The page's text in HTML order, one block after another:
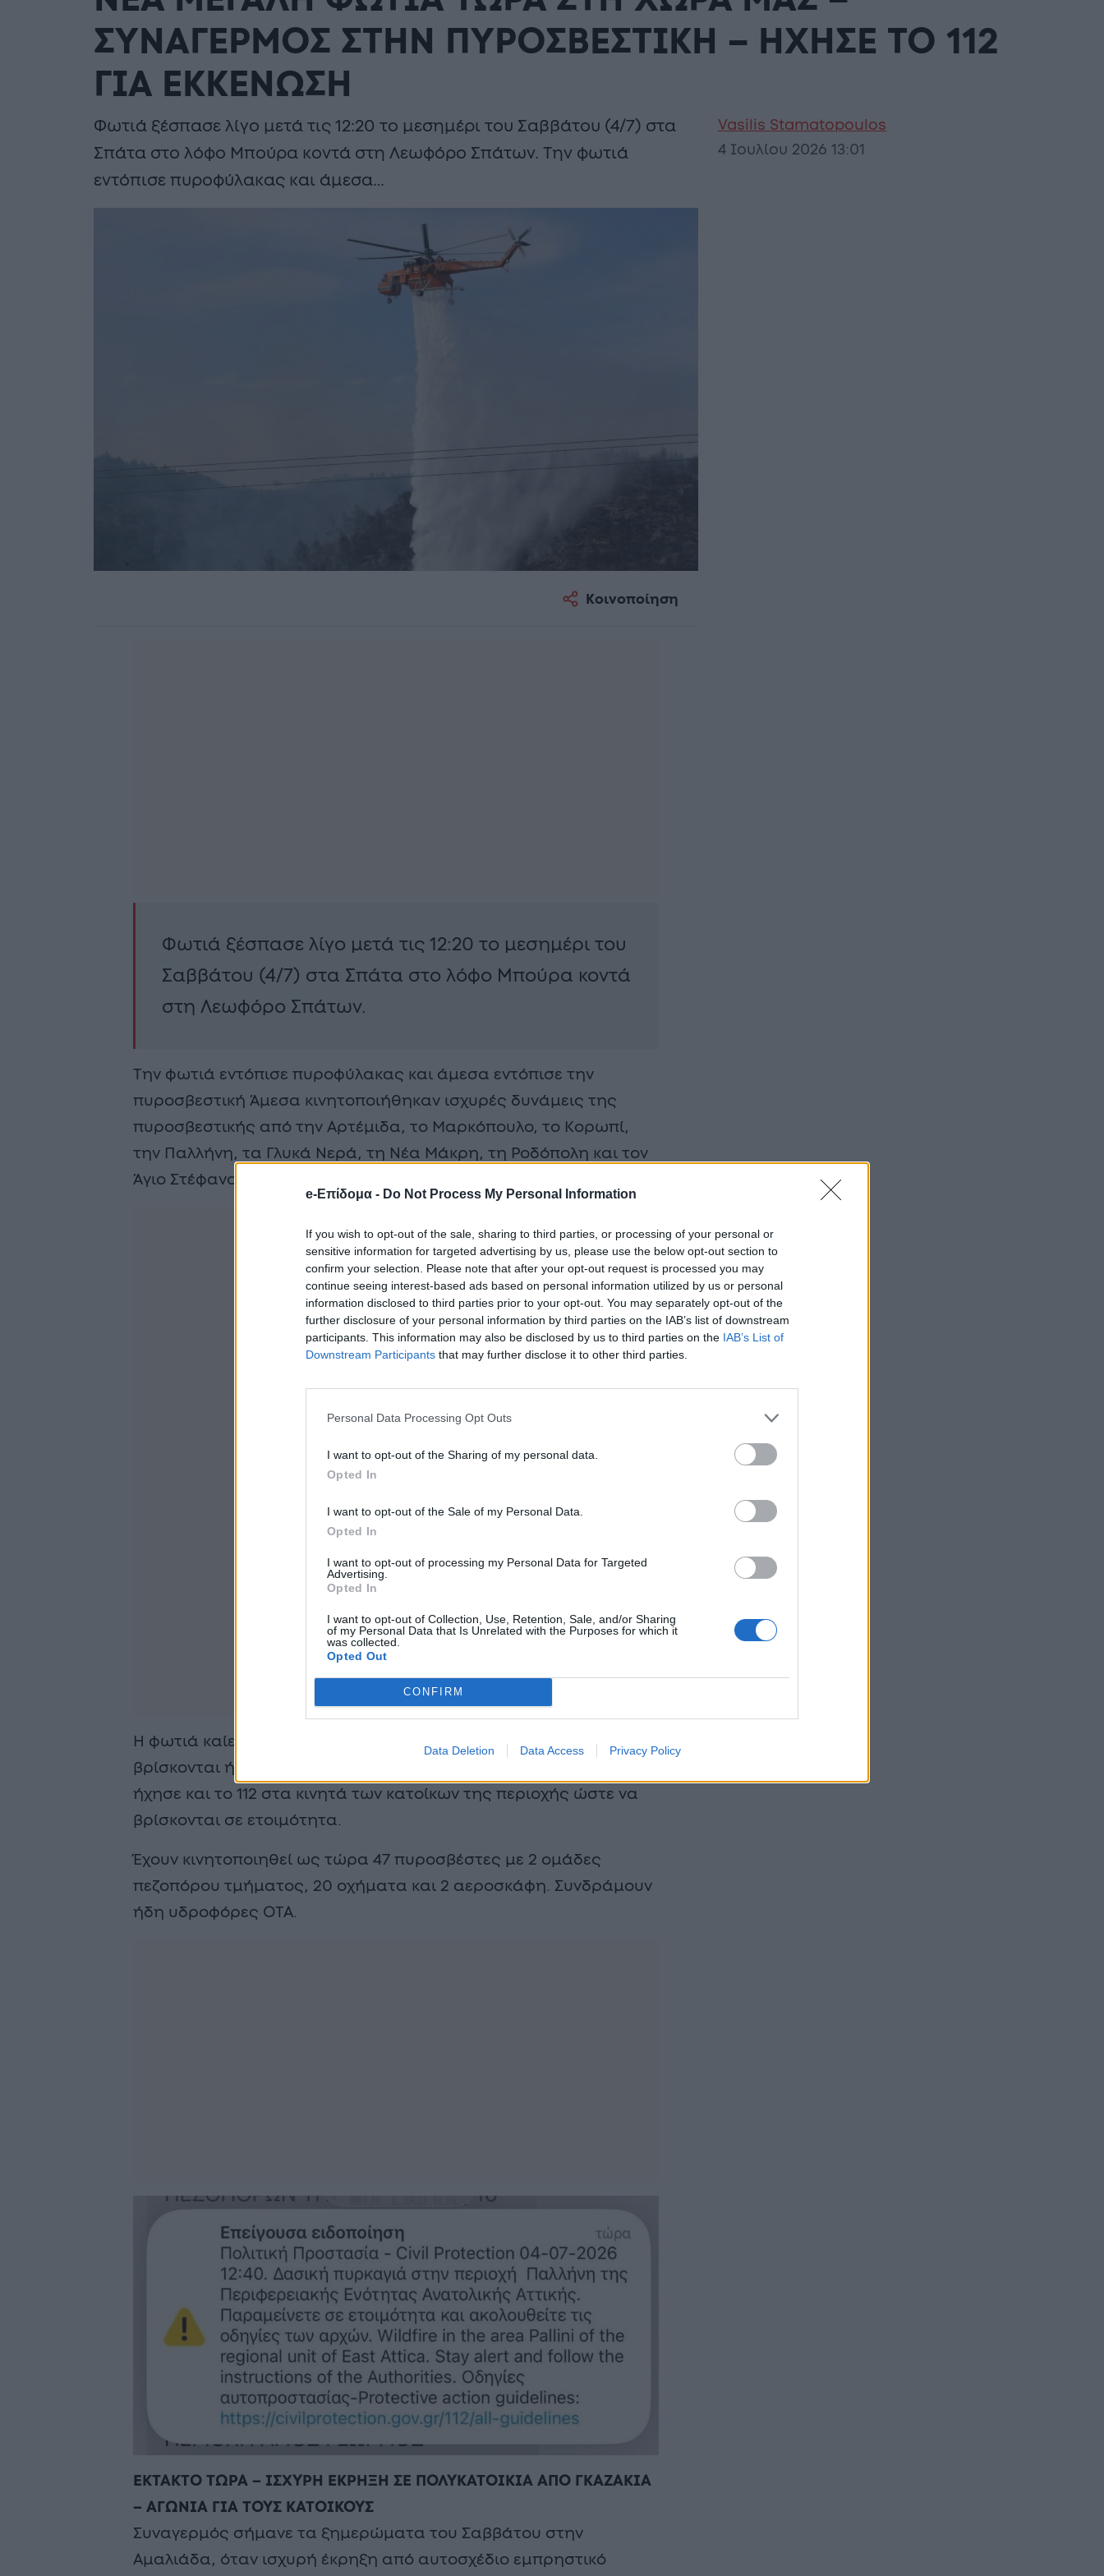
e-Επίδομα - Do Not Process My Personal Information
If you wish to opt-out of the sale, sharing to third parties, or processing of your personal or
sensitive information for targeted advertising by us, please use the below opt-out section to
confirm your selection. Please note that after your opt-out request is processed you may
continue seeing interest-based ads based on personal information utilized by us or personal
information disclosed to third parties prior to your opt-out. You may separately opt-out of the
further disclosure of your personal information by third parties on the IAB’s list of downstream
participants. This information may also be disclosed by us to third parties on the IAB’s List of
Downstream Participants that may further disclose it to other third parties.
Personal Data Processing Opt Outs
I want to opt-out of the Sharing of my personal data.
Opted In
I want to opt-out of the Sale of my Personal Data.
Opted In
I want to opt-out of processing my Personal Data for Targeted
Advertising.
Opted In
I want to opt-out of Collection, Use, Retention, Sale, and/or Sharing
of my Personal Data that Is Unrelated with the Purposes for which it
was collected.
Opted Out
CONFIRM
Data Deletion Data Access Privacy Policy
ΣΥΝΑΓΕΡΜΟΣ ΣΤΗΝ ΠΥΡΟΣΒΕΣΤΙΚΗ – ΗΧΗΣΕ ΤΟ 112
ΓΙΑ ΕΚΚΕΝΩΣΗ
Φωτιά ξέσπασε λίγο μετά τις 12:20 το μεσημέρι του Σαββάτου (4/7) στα
Σπάτα στο λόφο Μπούρα κοντά στη Λεωφόρο Σπάτων. Την φωτιά
εντόπισε πυροφύλακας και άμεσα…
Vasilis Stamatopoulos
4 Ιουλίου 2026 13:01
Κοινοποίηση
Φωτιά ξέσπασε λίγο μετά τις 12:20 το μεσημέρι του
Σαββάτου (4/7) στα Σπάτα στο λόφο Μπούρα κοντά
στη Λεωφόρο Σπάτων.
Την φωτιά εντόπισε πυροφύλακας και άμεσα εντόπισε την
πυροσβεστική Άμεσα κινητοποιήθηκαν ισχυρές δυνάμεις της
πυροσβεστικής από την Αρτέμιδα, το Μαρκόπουλο, το Κορωπί,
την Παλλήνη, τα Γλυκά Νερά, τη Νέα Μάκρη, τη Ροδόπολη και τον
Άγιο Στέφανο.
Η φωτιά καίει χαμηλή βλάστηση και ξερά χόρτα και στο σημείο
βρίσκονται ήδη και επιχειρούν δυνάμεις της πυροσβεστικής ενώ
ήχησε και το 112 στα κινητά των κατοίκων της περιοχής ώστε να
βρίσκονται σε ετοιμότητα.
Έχουν κινητοποιηθεί ως τώρα 47 πυροσβέστες με 2 ομάδες
πεζοπόρου τμήματος, 20 οχήματα και 2 αεροσκάφη. Συνδράμουν
ήδη υδροφόρες ΟΤΑ.
ΕΚΤΑΚΤΟ ΤΩΡΑ – ΙΣΧΥΡΗ ΕΚΡΗΞΗ ΣΕ ΠΟΛΥΚΑΤΟΙΚΙΑ ΑΠΟ ΓΚΑΖΑΚΙΑ
– ΑΓΩΝΙΑ ΓΙΑ ΤΟΥΣ ΚΑΤΟΙΚΟΥΣ
Συναγερμός σήμανε τα ξημερώματα του Σαββάτου στην
Αμαλιάδα, όταν ισχυρή έκρηξη από αυτοσχέδιο εμπρηστικό